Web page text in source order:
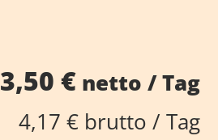
3,50 €netto / Tag
4,17 €brutto / Tag